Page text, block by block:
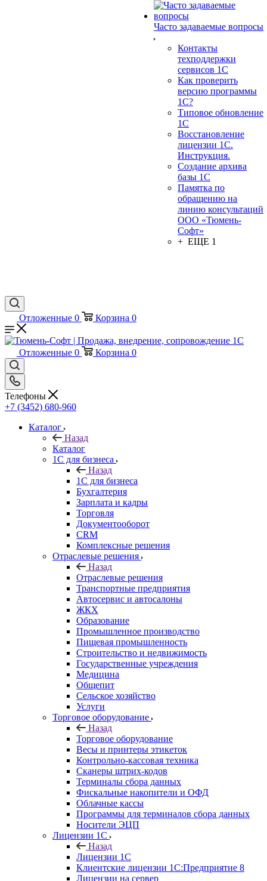
Часто задаваемые вопросы
Контакты
техподдержки
сервисов 1С
Как проверить
версию программы
1С?
Типовое обновление
1С
Восстановление
лицензии 1С.
Инструкция.
Создание архива
базы 1С
Памятка по
обращению на
линию консультаций
ООО «Тюмень-
Софт»
+ ЕЩЕ 1
Отложенные 0 Корзина 0
Отложенные 0 Корзина 0
Телефоны
+7 (3452) 680-960
Каталог
Назад
Каталог
1С для бизнеса
Назад
1С для бизнеса
Бухгалтерия
Зарплата и кадры
Торговля
Документооборот
CRM
Комплексные решения
Отраслевые решения
Назад
Отраслевые решения
Транспортные предприятия
Автосервис и автосалоны
ЖКХ
Образование
Промышленное производство
Пищевая промышленность
Строительство и недвижимость
Государственные учреждения
Медицина
Общепит
Сельское хозяйство
Услуги
Торговое оборудование
Назад
Торговое оборудование
Весы и принтеры этикеток
Контрольно-кассовая техника
Сканеры штрих-кодов
Терминалы сбора данных
Фискальные накопители и ОФД
Облачные кассы
Программы для терминалов сбора данных
Носители ЭЦП
Лицензии 1С
Назад
Лицензии 1С
Клиентские лицензии 1С:Предприятие 8
Лицензии на сервер